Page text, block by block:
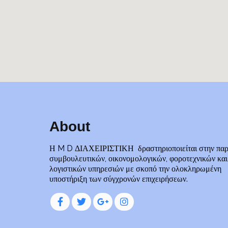
About
Η M D ΔΙΑΧΕΙΡΙΣΤΙΚΗ δραστηριοποιείται στην
συμβουλευτικών, οικονομολογικών, φοροτεχνικών και
λογιστικών υπηρεσιών με σκοπό την ολοκληρωμένη
υποστήριξη των σύγχρονών επιχειρήσεων.